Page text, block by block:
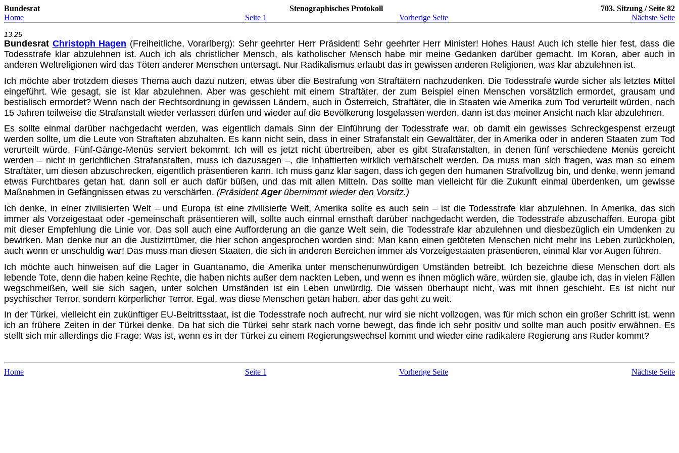
Bundesrat Stenographisches Protokoll
703. Sitzung / Seite 82
Home
Seite 1 Vorherige Seite Nächste Seite
13.25
Bundesrat Christoph Hagen (Freiheitliche, Vorarlberg): Sehr geehrter Herr Präsident! Sehr geehrter Herr Minister! Hohes Haus! Auch ich stelle hier fest, dass die
Todes­strafe klar abzulehnen ist. Auch ich als christlicher Mensch, als katholischer Mensch habe mir meine Gedanken darüber gemacht. Im Koran, aber auch in
anderen Welt­religionen wird das Töten anderer Menschen untersagt. Nur Radikalismus erlaubt das in gewissen anderen Religionen, was klar abzulehnen ist.
Ich möchte aber trotzdem dieses Thema auch dazu nutzen, etwas über die Bestrafung von Straftätern nachzudenken. Die Todesstrafe wurde sicher als letztes Mittel
einge­führt. Wie gesagt, sie ist klar abzulehnen. Aber was geschieht mit einem Straftäter, der zum Beispiel einen Menschen vorsätzlich ermordet, grausam und
bestialisch ermor­det? Wenn nach der Rechtsordnung in gewissen Ländern, auch in Österreich, Straf­täter, die in Staaten wie Amerika zum Tod verurteilt würden, nach
15 Jahren teilweise die Strafanstalt wieder verlassen dürfen und wieder auf die Bevölkerung losgelassen werden, dann ist das meiner Ansicht nach klar abzulehnen.
Es sollte einmal darüber nachgedacht werden, was eigentlich damals Sinn der Einfüh­rung der Todesstrafe war, ob damit ein gewisses Schreckgespenst erzeugt
werden sollte, um die Leute von Straftaten abzuhalten. Es kann nicht sein, dass in einer Straf­anstalt ein Gewalttäter, der in Amerika oder in anderen Staaten zum Tod
verurteilt würde, Fünf-Gänge-Menüs serviert bekommt. Ich will es jetzt nicht übertreiben, aber es gibt Strafanstalten, in denen fünf verschiedene Menüs gereicht
werden – nicht in ge­richtlichen Strafanstalten, muss ich dazusagen –, die Inhaftierten wirklich verhätschelt werden. Da muss man sich fragen, was man so einem
Straftäter, um diesen abzu­schrecken, eigentlich präsentieren kann. Ich muss ganz klar sagen, dass ich gegen den humanen Strafvollzug bin, und denke, wenn jemand
etwas Furchtbares getan hat, dann soll er auch dafür büßen, und das mit allen Mitteln. Das sollte man vielleicht für die Zukunft einmal überdenken, um gewisse
Maßnahmen in Gefängnissen etwas zu verschärfen. (PräsidentAgerübernimmt wieder den Vorsitz.)
Ich denke, in einer zivilisierten Welt – und Europa ist eine zivilisierte Welt, Amerika sollte es auch sein – ist die Todesstrafe klar abzulehnen. In Amerika, das sich
immer als Vorzeigestaat oder -gemeinschaft präsentieren will, sollte auch einmal ernsthaft darüber nachgedacht werden, die Todesstrafe abzuschaffen. Europa gibt
mit dieser Empfehlung die Linie vor. Das soll auch eine Aufforderung an die ganze Welt sein, die Todesstrafe klar abzulehnen und diesbezüglich ein Umdenken zu
bewirken. Man denke nur an die Justizirrtümer, die hier schon angesprochen worden sind: Man kann einen getöteten Menschen nicht mehr ins Leben zurückholen,
auch wenn er unschuldig war! Das muss man diesen Staaten, die sich in anderen Bereichen immer als Vor­zeigestaaten präsentieren, einmal klar vor Augen führen.
Ich möchte auch hinweisen auf die Lager in Guantanamo, die Amerika unter men­schenunwürdigen Umständen betreibt. Ich bezeichne diese Menschen dort als
lebende Tote, denn die haben keine Rechte, die haben nichts außer dem nackten Leben, und wenn es ihnen möglich wäre, würden sie, glaube ich, das in vielen Fällen
wegschmei­ßen, weil sie sich sagen, unter solchen Umständen ist ein Leben unwürdig. Die wissen überhaupt nicht, was mit ihnen geschieht. Es ist nicht nur
psychischer Terror, sondern körperlicher Terror. Egal, was diese Menschen getan haben, aber das geht zu weit.
In der Türkei, vielleicht ein zukünftiger EU-Beitrittsstaat, ist die Todesstrafe noch auf­recht, nur wird sie nicht vollzogen, was für mich schon ein großer Schritt ist, wenn
ich an frühere Zeiten in der Türkei denke. Da hat sich die Türkei sehr stark nach vorne be­wegt, das finde ich sehr positiv und sollte man auch positiv erwähnen. Es
stellt sich mir allerdings die Frage: Was ist, wenn es in der Türkei zu einem Regierungswechsel kommt und wieder eine radikalere Regierung ans Ruder kommt?
Home Seite 1 Vorherige Seite Nächste Seite